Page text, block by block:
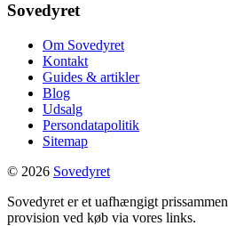
Sovedyret
Om Sovedyret
Kontakt
Guides & artikler
Blog
Udsalg
Persondatapolitik
Sitemap
© 2026 Sovedyret
Sovedyret er et uafhængigt
provision ved køb via vores links.